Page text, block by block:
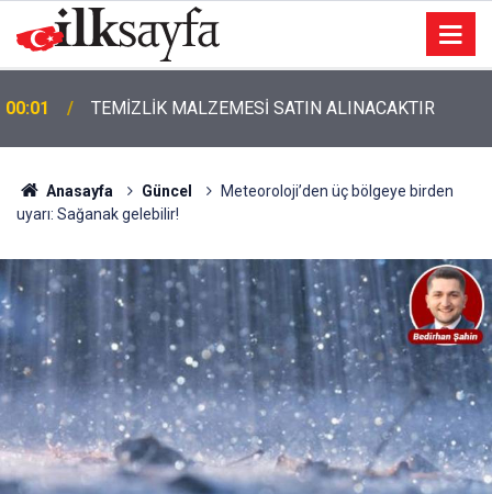
00:01 TEMİZLİK MALZEMESİ SATIN ALINACAKTIR
Anasayfa Güncel
Meteoroloji’den üç bölgeye birden
uyarı: Sağanak gelebilir!